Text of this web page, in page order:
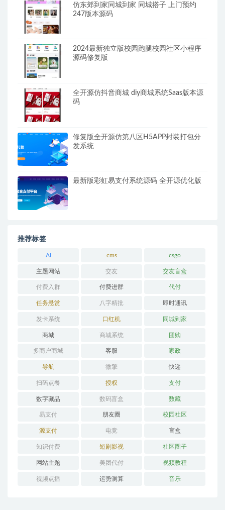
仿东郊到家同城到家 同城搭子 上门预约
247版本源码
2024最新独立版校园跑腿校园社区小程序
源码修复版
全开源仿抖音商城 diy商城系统Saas版本源
码
修复版全开源仿第八区H5APP封装打包分
发系统
最新版彩虹易支付系统源码 全开源优化版
推荐标签
AI cms csgo
主题网站 交友 交友盲盒
付费入群 付费进群 代付
任务悬赏 八字精批 即时通讯
发卡系统 口红机 同城到家
商城 商城系统 团购
多商户商城 客服 家政
导航 微擎 快递
扫码点餐 授权 支付
数字藏品 数码盲盒 数藏
易支付 朋友圈 校园社区
源支付 电竞 盲盒
知识付费 短剧影视 社区圈子
网站主题 美团代付 视频教程
视频点播 运势测算 音乐